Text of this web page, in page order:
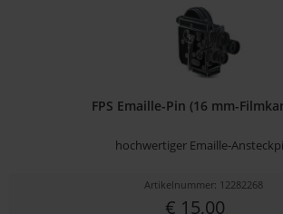
FPS Emaille-Pin (16 mm-
hochwertiger Emaille-
Artikelnummer: 12282268
€ 15,00